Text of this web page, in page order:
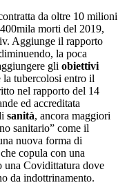
da oltre 10 milioni
morti del 2019,
Aggiunge il rapporto
la poca
gli obiettivi
la tubercolosi entro il
nel rapporto del 14
ed accreditata
sanità, ancora maggiori
sanitario” come il
nuova forma di
copula con una
una Covidittatura dove
da indottrinamento.